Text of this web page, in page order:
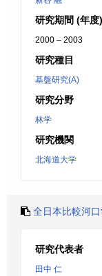
研究期間 (年度)
2000 – 2003
研究種目
基盤研究(A)
研究分野
林学
研究機関
北海道大学
全日本比較河
研究代表者
田中 仁